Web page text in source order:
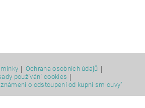
Ochrana osobních údajů
používání cookies
o odstoupení od kupní smlouvy"